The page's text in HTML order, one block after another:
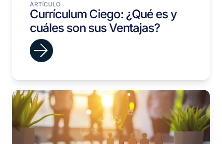
ARTÍCULO
Currículum Ciego: ¿Qué es y
cuáles son sus Ventajas?